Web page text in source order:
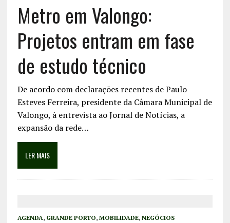
Metro em Valongo:
Projetos entram em fase
de estudo técnico
De acordo com declarações recentes de Paulo
Esteves Ferreira, presidente da Câmara Municipal de
Valongo, à entrevista ao Jornal de Notícias, a
expansão da rede…
LER MAIS
AGENDA, GRANDE PORTO, MOBILIDADE, NEGÓCIOS